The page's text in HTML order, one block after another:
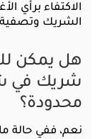
الاكتفاء برأي
الشريك
هل يمكن
شريك في
محدودة؟
نعم، ففي حالة